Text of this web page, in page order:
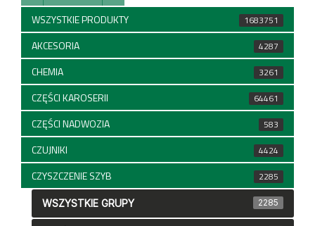
WSZYSTKIE PRODUKTY 1683751
AKCESORIA 4287
CHEMIA 3261
CZĘŚCI KAROSERII 64461
CZĘŚCI NADWOZIA 583
CZUJNIKI 4424
CZYSZCZENIE SZYB 2285
WSZYSTKIE GRUPY 2285